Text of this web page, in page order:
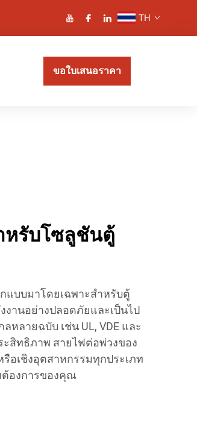
TH
ขอใบเสนอราคา
หรับโซลูชันตู้
บบมาโดยเฉพาะสำหรับตู้
านอย่างปลอดภัยและเป็นไป
หลายฉบับ เช่น UL, VDE และ
สิทธิภาพ สายไฟต่อพ่วงของ
รือเชิงอุตสาหกรรมทุกประเภท
ต้องการของคุณ